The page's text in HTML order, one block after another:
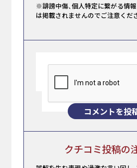
※誹謗中傷、個人特定に繋がる情
は掲載されませんのでご注意くだ
コメントを投
クチコミ投稿の